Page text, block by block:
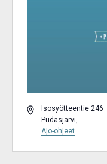
OsoiteIsosyötteentie 246
Pudasjärvi,
Ajo-ohjeet